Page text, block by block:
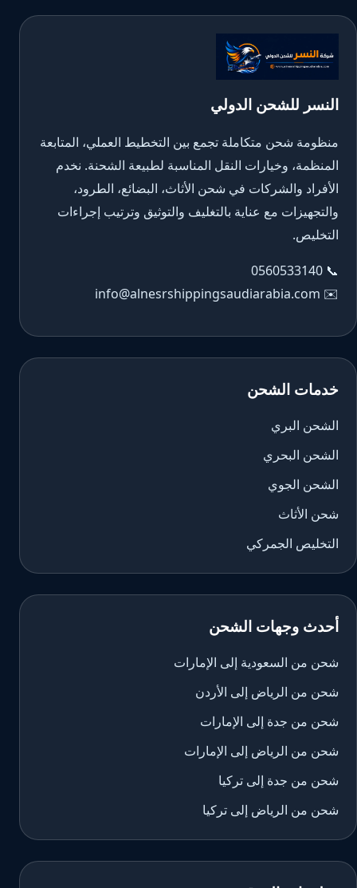
النسر للشحن الدولي
منظومة شحن متكاملة تجمع بين التخطيط العملي، المتابعة
المنظمة، وخيارات النقل المناسبة لطبيعة الشحنة. نخدم
الأفراد والشركات في شحن الأثاث، البضائع، الطرود،
والتجهيزات مع عناية بالتغليف والتوثيق وترتيب إجراءات
التخليص.
📞
0560533140
✉️
info@alnesrshippingsaudiarabia.com
خدمات الشحن
الشحن البري
الشحن البحري
الشحن الجوي
شحن الأثاث
التخليص الجمركي
أحدث وجهات الشحن
شحن من السعودية إلى الإمارات
شحن من الرياض إلى الأردن
شحن من جدة إلى الإمارات
شحن من الرياض إلى الإمارات
شحن من جدة إلى تركيا
شحن من الرياض إلى تركيا